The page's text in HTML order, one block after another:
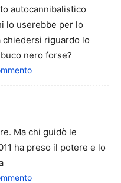
autocannibalistico
lo userebbe per lo
chiedersi riguardo lo
nero forse?
Ma chi guidò le
ha preso il potere e lo